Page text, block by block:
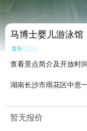
马博士婴儿游泳馆
暂无点评
查看景点简介及开放时
湖南长沙市雨花区中意
暂无报价